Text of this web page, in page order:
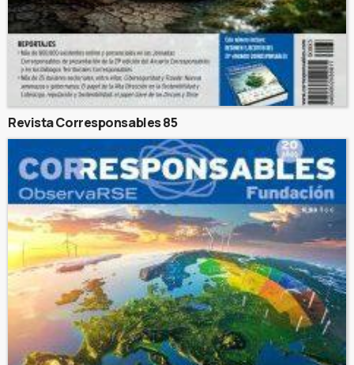
Revista Corresponsables 85